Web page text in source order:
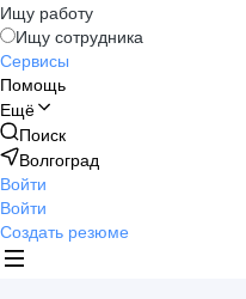
Ищу работу
Ищу сотрудника
Сервисы
Помощь
Ещё
Поиск
Волгоград
Войти
Войти
Создать резюме